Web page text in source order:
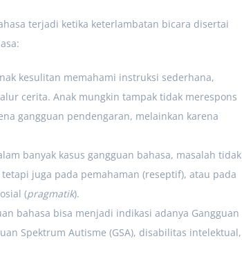
terjadi ketika keterlambatan bicara disertai
kesulitan memahami instruksi sederhana,
cerita. Anak mungkin tampak tidak merespons
gangguan pendengaran, melainkan karena
banyak kasus gangguan bahasa, masalah tidak
juga pada pemahaman (reseptif), atau pada
(pragmatik).
bahasa bisa menjadi indikasi adanya Gangguan
Spektrum Autisme (GSA), disabilitas intelektual,